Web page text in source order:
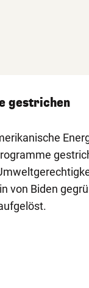
gestrichen
von Biden